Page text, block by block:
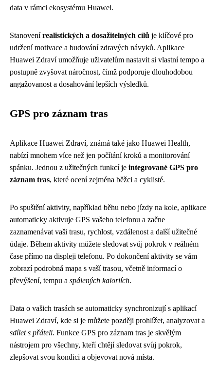
data v rámci ekosystému Huawei.
Stanovenírealistických a dosažitelných cílů je klíčové pro
udržení motivace a budování zdravých návyků. Aplikace
Huawei Zdraví umožňuje uživatelům nastavit si vlastní tempo a
postupně zvyšovat náročnost, čímž podporuje dlouhodobou
angažovanost a dosahování lepších výsledků.
GPS pro záznam tras
Aplikace Huawei Zdraví, známá také jako Huawei Health,
nabízí mnohem více než jen počítání kroků a monitorování
spánku. Jednou z užitečných funkcí je integrované GPS pro
záznam tras, které ocení zejména běžci a cyklisté.
Po spuštění aktivity, například běhu nebo jízdy na kole, aplikace
automaticky aktivuje GPS vašeho telefonu a začne
zaznamenávat vaši trasu, rychlost, vzdálenost a další užitečné
údaje. Během aktivity můžete sledovat svůj pokrok v reálném
čase přímo na displeji telefonu. Po dokončení aktivity se vám
zobrazí podrobná mapa s vaší trasou, včetně informací o
převýšení, tempu a spálených kaloriích.
Data o vašich trasách se automaticky synchronizují s aplikací
Huawei Zdraví, kde si je můžete později prohlížet, analyzovat a
sdílet s přáteli. Funkce GPS pro záznam tras je skvělým
nástrojem pro všechny, kteří chtějí sledovat svůj pokrok,
zlepšovat svou kondici a objevovat nová místa.